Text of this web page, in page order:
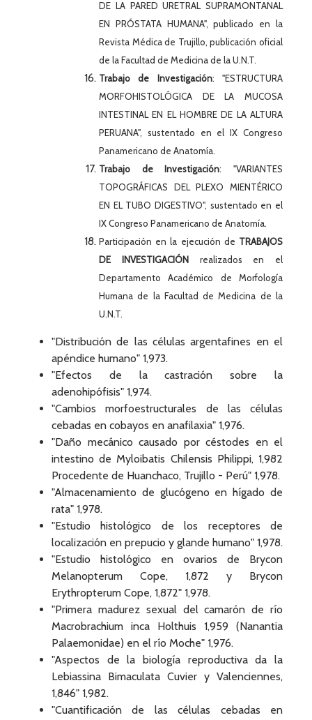
DE LA PARED URETRAL SUPRAMONTANAL
EN PRÓSTATA HUMANA", publicado en la
Revista Médica de Trujillo, publicación oficial
de la Facultad de Medicina de la U.N.T.
Trabajo de Investigación: "ESTRUCTURA
MORFOHISTOLÓGICA DE LA MUCOSA
INTESTINAL EN EL HOMBRE DE LA ALTURA
PERUANA", sustentado en el IX Congreso
Panamericano de Anatomía.
Trabajo de Investigación: "VARIANTES
TOPOGRÁFICAS DEL PLEXO MIENTÉRICO
EN EL TUBO DIGESTIVO", sustentado en el
IX Congreso Panamericano de Anatomía.
Participación en la ejecución de TRABAJOS
DE INVESTIGACIÓNrealizados en el
Departamento Académico de Morfología
Humana de la Facultad de Medicina de la
U.N.T.
"Distribución de las células argentafines en el
apéndice humano" 1,973.
"Efectos de la castración sobre la
adenohipófisis" 1,974.
"Cambios morfoestructurales de las células
cebadas en cobayos en anafilaxia" 1,976.
"Daño mecánico causado por céstodes en el
intestino de Myloibatis Chilensis Philippi, 1,982
Procedente de Huanchaco, Trujillo - Perú" 1,978.
"Almacenamiento de glucógeno en hígado de
rata" 1,978.
"Estudio histológico de los receptores de
localización en prepucio y glande humano" 1,978.
"Estudio histológico en ovarios de Brycon
Melanopterum Cope, 1,872 y Brycon
Erythropterum Cope, 1,872" 1,978.
"Primera madurez sexual del camarón de río
Macrobrachium inca Holthuis 1,959 (Nanantia
Palaemonidae) en el río Moche" 1,976.
"Aspectos de la biología reproductiva da la
Lebiassina Bimaculata Cuvier y Valenciennes,
1,846" 1,982.
"Cuantificación de las células cebadas en